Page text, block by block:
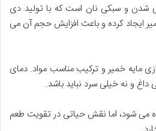
شدن و سبکی نان است که با تولید دی
ایجاد کرده و باعث افزایش حجم آن می
مایه خمیر و ترکیب مناسب مواد. دمای
و نه خیلی سرد نباید باشد.
می شود، اما نقش حیاتی در تقویت طعم